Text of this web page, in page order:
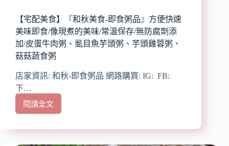
【宅配美食】『和秋美食-即食粥品』方便快速
美味即食/像現煮的美味/常溫保存/無防腐劑添
加/皮蛋牛肉粥、虱目魚芋頭粥、芋頭雞蓉粥、
菇菇蔬食粥
店家資訊: 和秋-即食粥品 網路購買: IG: FB:
下…
閱讀全文
【宅
美